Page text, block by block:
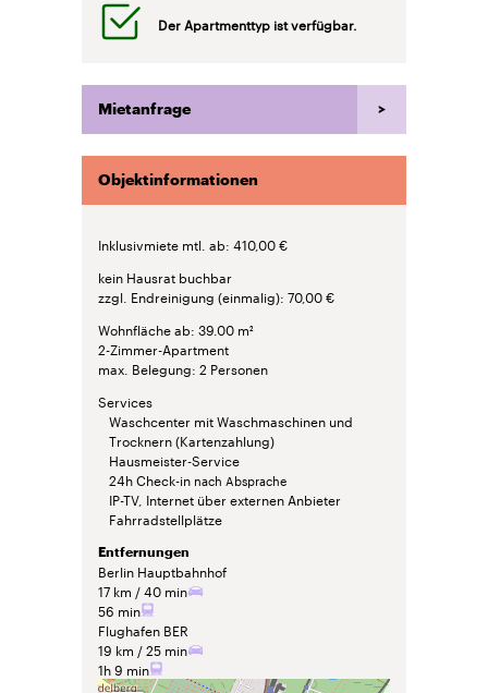
Der Apartmenttyp ist verfügbar.
Mietanfrage
Objektinformationen
Inklusivmiete mtl. ab 410,00 €
kein Hausrat buchbar
zzgl. Endreinigung (einmalig) 70,00 €
Wohnfläche ab 39.00 m²
2-Zimmer-Apartment
max. Belegung 2 Personen
Services
Waschcenter mit Waschmaschinen und
Trocknern (Kartenzahlung)
Hausmeister-Service
24h Check-in nach Absprache
IP-TV, Internet über externen Anbieter
Fahrradstellplätze
Entfernungen
Berlin Hauptbahnhof
17 km
40 min
56 min
Flughafen BER
19 km
25 min
1h 9 min